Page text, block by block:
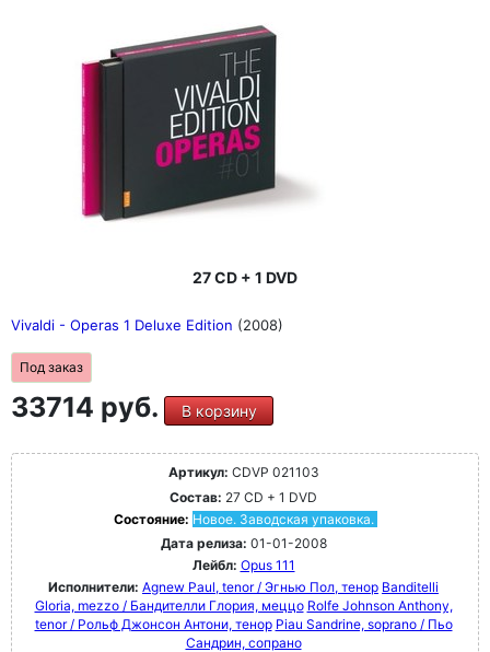
27 CD + 1 DVD
Vivaldi - Operas 1 Deluxe Edition (2008)
Под заказ
33714 руб. В корзину
Артикул: CDVP 021103
Состав: 27 CD + 1 DVD
Состояние: Новое. Заводская упаковка.
Дата релиза: 01-01-2008
Лейбл: Opus 111
Исполнители: Agnew Paul, tenor / Эгнью Пол, тенор Banditelli
Gloria, mezzo / Бандителли Глория, меццо Rolfe Johnson Anthony,
tenor / Рольф Джонсон Антони, тенор Piau Sandrine, soprano / Пьо
Сандрин, сопрано